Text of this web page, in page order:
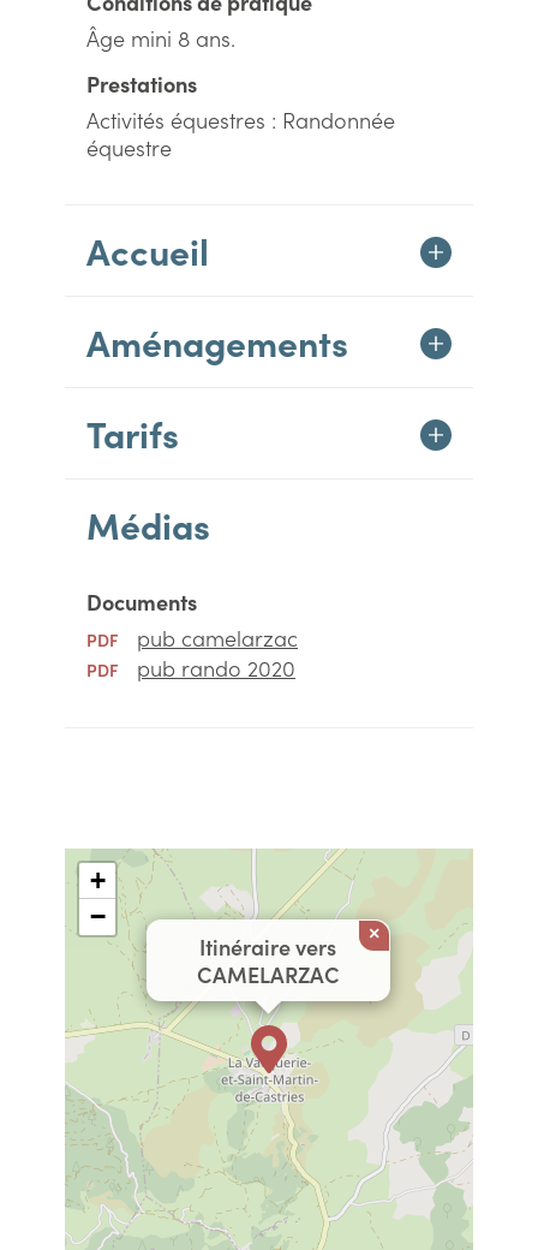
Âge mini 8 ans.
Prestations
Activités équestres : Randonnée
équestre
Accueil
Aménagements
Tarifs
Médias
Documents
PDF pub camelarzac
PDF pub rando 2020
Itinéraire vers
CAMELARZAC
×
+
−